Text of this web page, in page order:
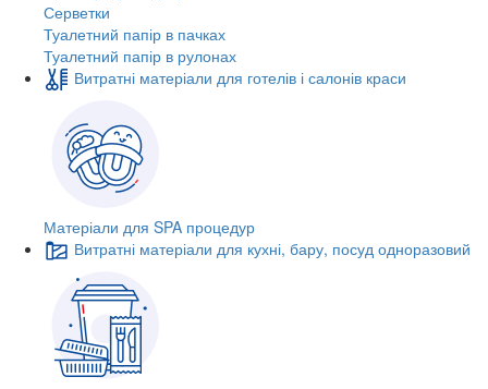
Серветки
Туалетний папір в пачках
Туалетний папір в рулонах
Витратні матеріали для готелів і салонів краси
Матеріали для SPA процедур
Витратні матеріали для кухні, бару, посуд одноразовий